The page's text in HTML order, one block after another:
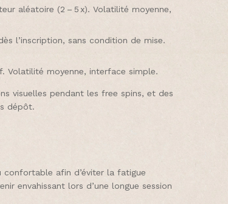
aléatoire (2 – 5 x). Volatilité moyenne,
l’inscription, sans condition de mise.
Volatilité moyenne, interface simple.
visuelles pendant les free spins, et des
dépôt.
confortable afin d’éviter la fatigue
envahissant lors d’une longue session